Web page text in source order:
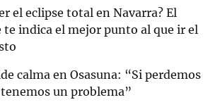
el eclipse total en Navarra? El
te indica el mejor punto al que ir el
calma en Osasuna: “Si perdemos
un problema”